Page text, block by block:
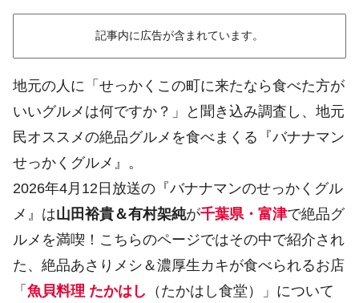
記事内に広告が含まれています。
地元の人に「せっかくこの町に来たなら食べた方が
いいグルメは何ですか？」と聞き込み調査し、地元
民オススメの絶品グルメを食べまくる『バナナマン
せっかくグルメ』。
2026年4月12日放送の『バナナマンのせっかくグル
メ』は山田裕貴＆有村架純が千葉県・富津で絶品グ
ルメを満喫！こちらのページではその中で紹介され
た、絶品あさりメシ＆濃厚生カキが食べられるお店
「 魚貝料理 たかはし （たかはし食堂）」について